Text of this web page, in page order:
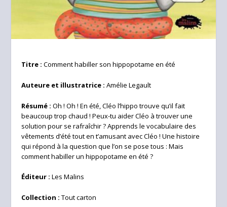
Titre : Comment habiller son hippopotame en été
Auteure et illustratrice : Amélie Legault
Résumé : Oh ! Oh ! En été, Cléo l’hippo trouve qu’il fait
beaucoup trop chaud ! Peux-tu aider Cléo à trouver une
solution pour se rafraîchir ? Apprends le vocabulaire des
vêtements d’été tout en t’amusant avec Cléo ! Une histoire
qui répond à la question que l’on se pose tous : Mais
comment habiller un hippopotame en été ?
Éditeur : Les Malins
Collection : Tout carton